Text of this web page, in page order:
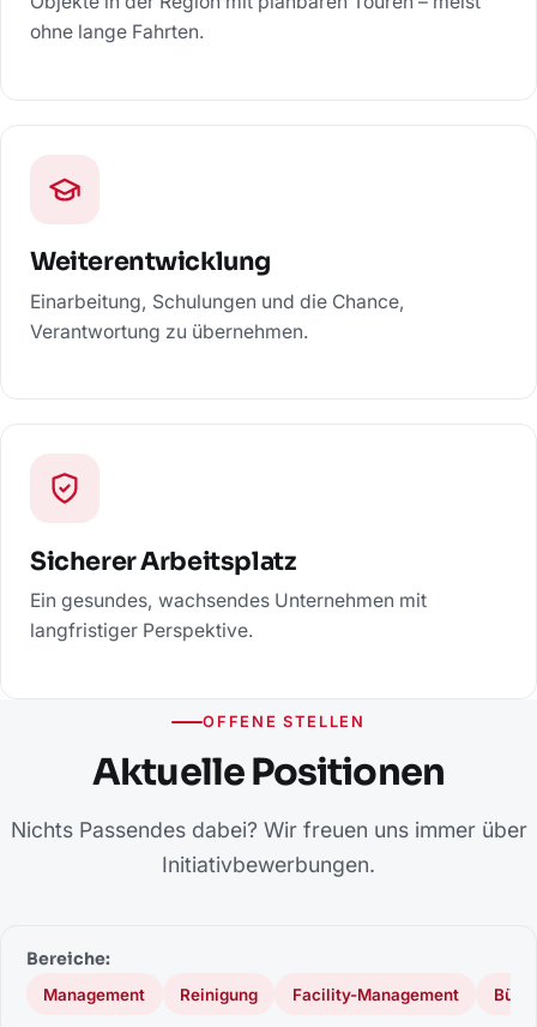
ohne lange Fahrten.
Weiterentwicklung
Einarbeitung, Schulungen und die Chance,
Verantwortung zu übernehmen.
Sicherer Arbeitsplatz
Ein gesundes, wachsendes Unternehmen mit
langfristiger Perspektive.
OFFENE STELLEN
Aktuelle Positionen
Nichts Passendes dabei? Wir freuen uns immer über
Initiativbewerbungen.
Bereiche:
Management Reinigung Facility-Management Büro